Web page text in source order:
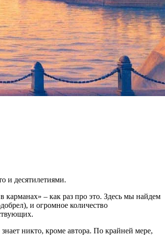
и десятилетиями.
– как раз про это. Здесь мы найдем
и огромное количество
никто, кроме автора. По крайней мере,